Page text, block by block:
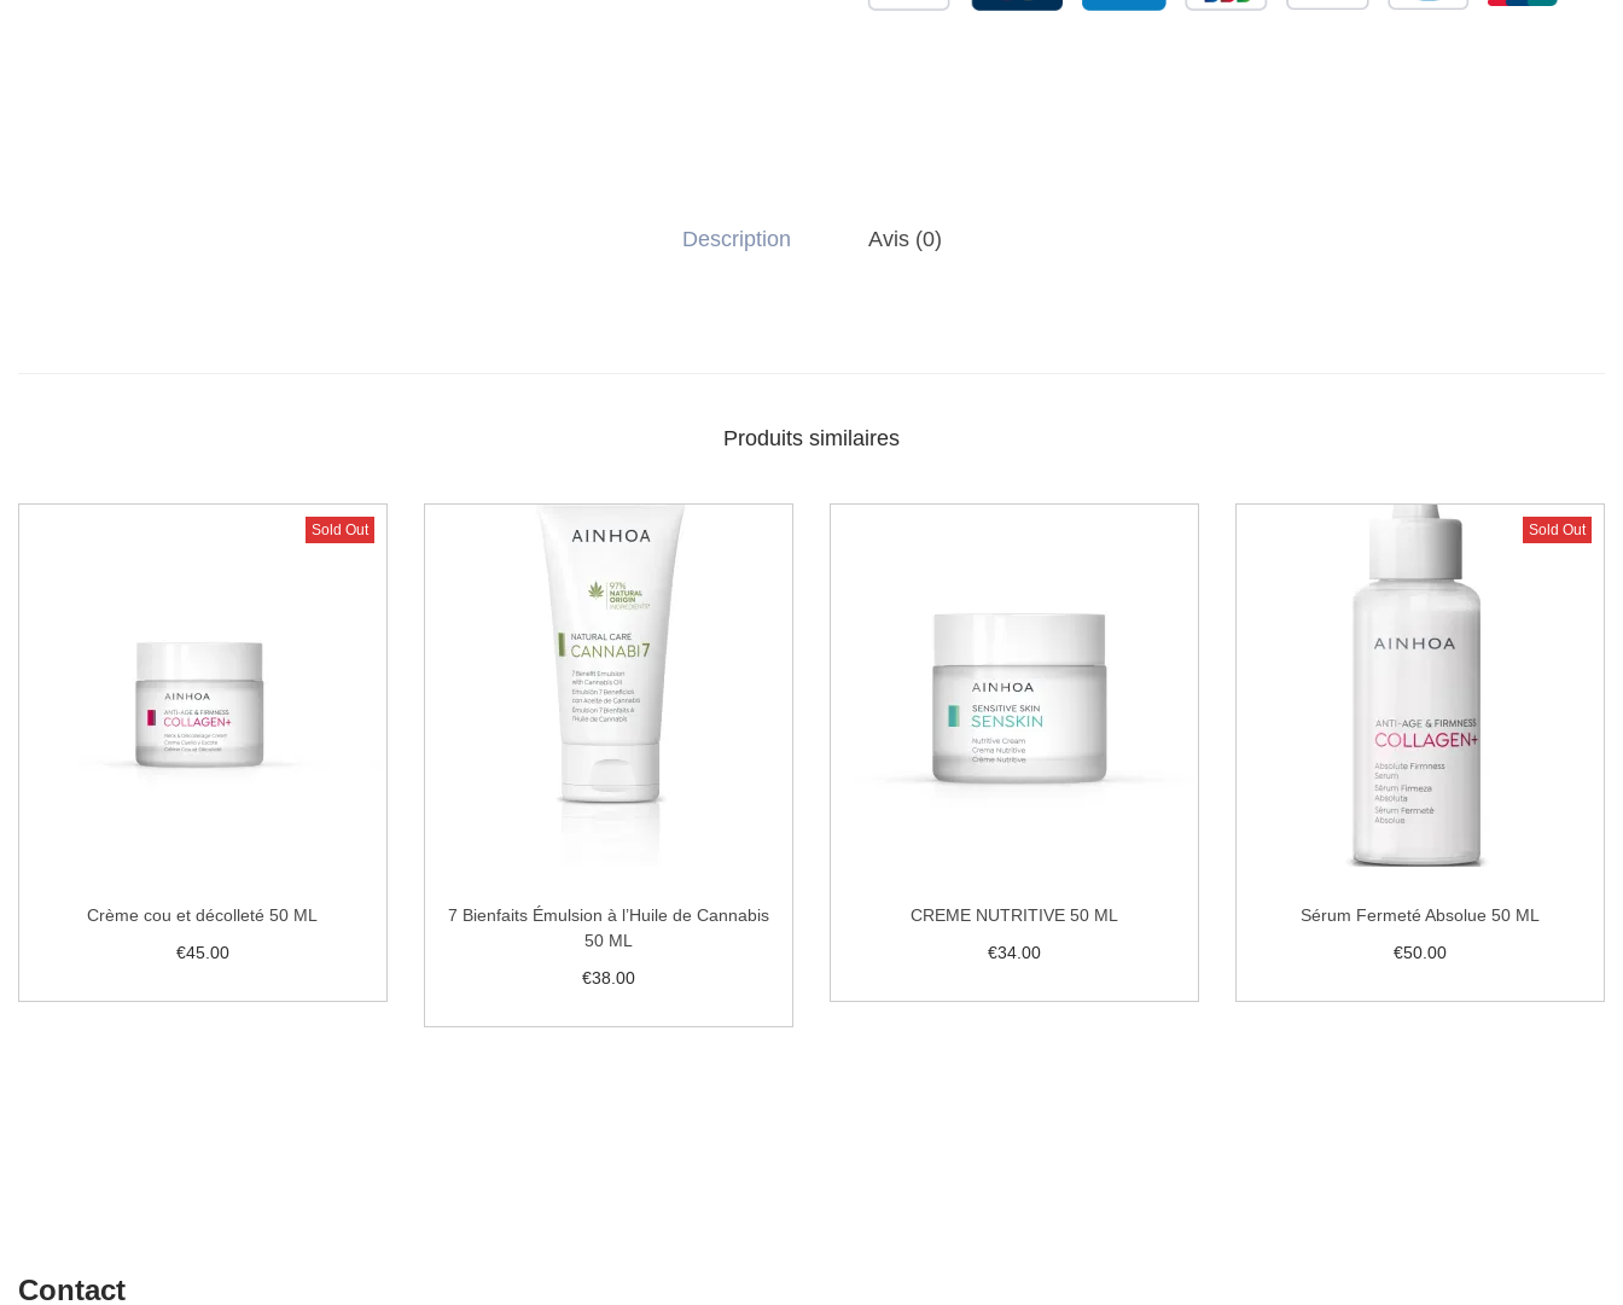
Description Avis (0)
Produits similaires
Sold Out
Crème cou et décolleté 50 ML
€45.00
7 Bienfaits Émulsion à l’Huile de Cannabis
50 ML
€38.00
CREME NUTRITIVE 50 ML
€34.00
Sold Out
Sérum Fermeté Absolue 50 ML
€50.00
Contact